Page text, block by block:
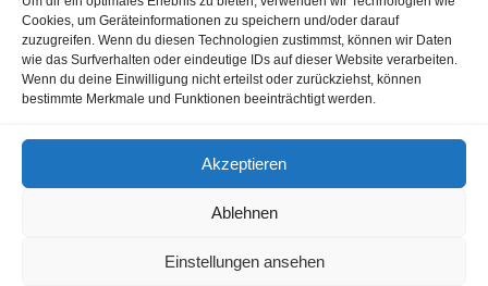
Cookies, um Geräteinformationen zu speichern und/oder darauf
zuzugreifen. Wenn du diesen Technologien zustimmst, können wir Daten
wie das Surfverhalten oder eindeutige IDs auf dieser Website verarbeiten.
Wenn du deine Einwilligung nicht erteilst oder zurückziehst, können
bestimmte Merkmale und Funktionen beeinträchtigt werden.
Akzeptieren
Ablehnen
Einstellungen ansehen
Karriere
Impressum
Datenschutzerklärung
Cookie-Richtlinie (EU)
office@sab-group.com